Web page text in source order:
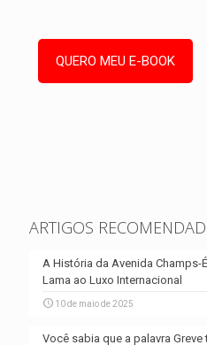
ARTIGOS
A História da Avenida Champs-
Lama ao Luxo Internacional
10 de maio de 2025
Você sabia que a palavra Greve